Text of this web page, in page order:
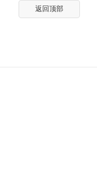
返回顶部